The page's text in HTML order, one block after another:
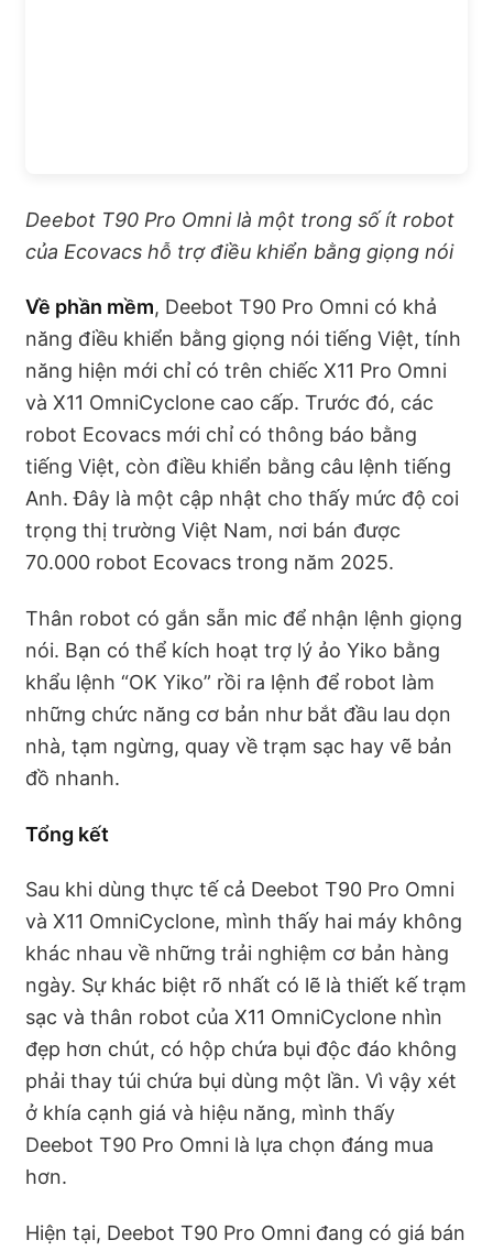
Deebot T90 Pro Omni là một trong số ít robot
của Ecovacs hỗ trợ điều khiển bằng giọng nói
Về phần mềm, Deebot T90 Pro Omni có khả
năng điều khiển bằng giọng nói tiếng Việt, tính
năng hiện mới chỉ có trên chiếc X11 Pro Omni
và X11 OmniCyclone cao cấp. Trước đó, các
robot Ecovacs mới chỉ có thông báo bằng
tiếng Việt, còn điều khiển bằng câu lệnh tiếng
Anh. Đây là một cập nhật cho thấy mức độ coi
trọng thị trường Việt Nam, nơi bán được
70.000 robot Ecovacs trong năm 2025.
Thân robot có gắn sẵn mic để nhận lệnh giọng
nói. Bạn có thể kích hoạt trợ lý ảo Yiko bằng
khẩu lệnh “OK Yiko” rồi ra lệnh để robot làm
những chức năng cơ bản như bắt đầu lau dọn
nhà, tạm ngừng, quay về trạm sạc hay vẽ bản
đồ nhanh.
Tổng kết
Sau khi dùng thực tế cả Deebot T90 Pro Omni
và X11 OmniCyclone, mình thấy hai máy không
khác nhau về những trải nghiệm cơ bản hàng
ngày. Sự khác biệt rõ nhất có lẽ là thiết kế trạm
sạc và thân robot của X11 OmniCyclone nhìn
đẹp hơn chút, có hộp chứa bụi độc đáo không
phải thay túi chứa bụi dùng một lần. Vì vậy xét
ở khía cạnh giá và hiệu năng, mình thấy
Deebot T90 Pro Omni là lựa chọn đáng mua
hơn.
Hiện tại, Deebot T90 Pro Omni đang có giá bán